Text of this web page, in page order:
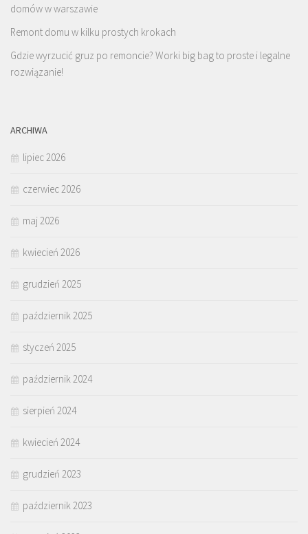
domów w warszawie
Remont domu w kilku prostych krokach
Gdzie wyrzucić gruz po remoncie? Worki big bag to proste i legalne
rozwiązanie!
ARCHIWA
lipiec 2026
czerwiec 2026
maj 2026
kwiecień 2026
grudzień 2025
październik 2025
styczeń 2025
październik 2024
sierpień 2024
kwiecień 2024
grudzień 2023
październik 2023